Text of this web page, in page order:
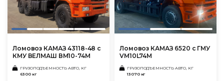
Ломовоз КАМАЗ 43118-48 с
КМУ ВЕЛМАШ ВМ10-74М
ГРУЗОПОДЪЕМНОСТЬ АВТО, КГ
6300 кг
Ломовоз КАМАЗ 6520 с ГМУ
VM10L74M
ГРУЗОПОДЪЕМНОСТЬ АВТО, КГ
13070 кг